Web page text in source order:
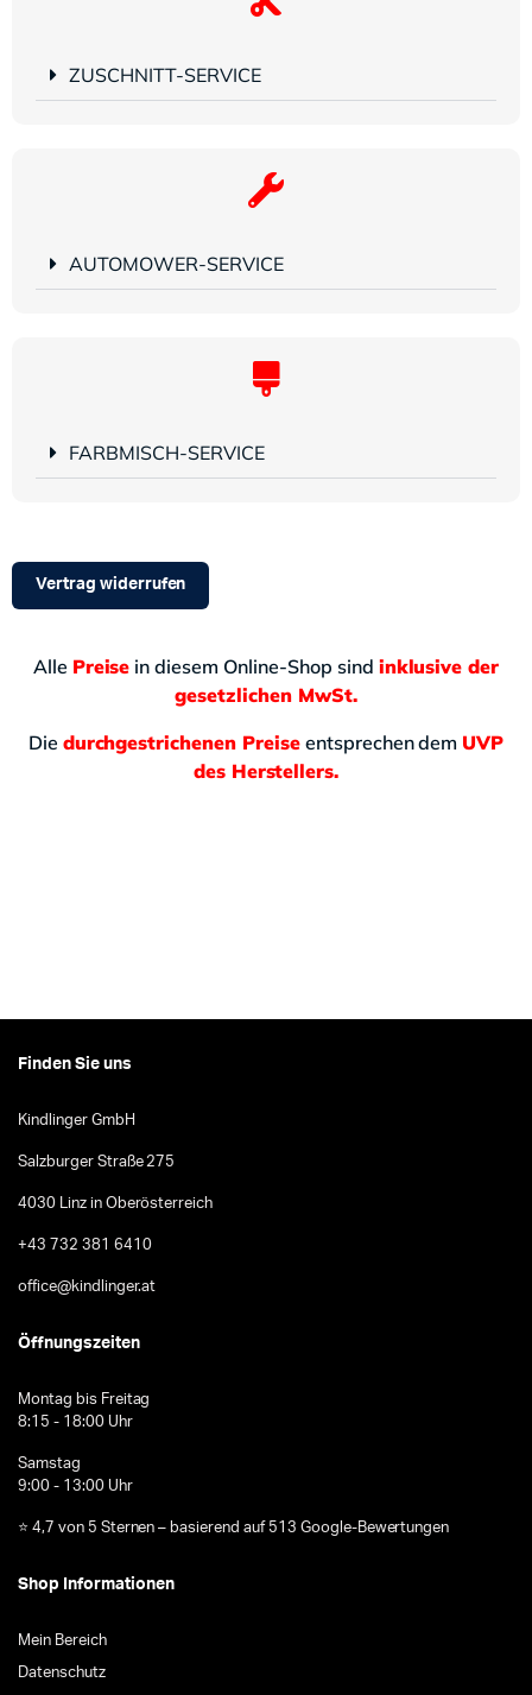
ZUSCHNITT-SERVICE
AUTOMOWER-SERVICE
FARBMISCH-SERVICE
Vertrag widerrufen
Alle Preise in diesem Online-Shop sind inklusive der
gesetzlichen MwSt.
Die durchgestrichenen Preiseentsprechen dem UVP
des Herstellers.
Finden Sie uns
Kindlinger GmbH
Salzburger Straße 275
4030 Linz in Oberösterreich
+43 732 381 6410
office@kindlinger.at
Öffnungszeiten
Montag bis Freitag
8:15 - 18:00 Uhr
Samstag
9:00 - 13:00 Uhr
⭐ 4,7 von 5 Sternen – basierend auf 513 Google-Bewertungen
Shop Informationen
Mein Bereich
Datenschutz